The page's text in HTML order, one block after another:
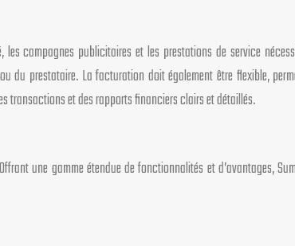
campagnes publicitaires et les prestations de service
du prestataire. La facturation doit également être flexible,
transactions et des rapports financiers clairs et détaillés.
une gamme étendue de fonctionnalités et d’avantages,